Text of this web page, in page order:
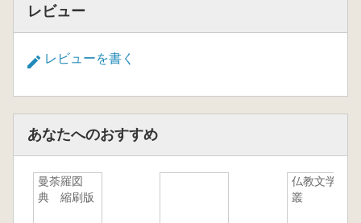
レビュー
レビューを書く
あなたへのおすすめ
曼荼羅図
典 縮刷版
仏教文学論
叢